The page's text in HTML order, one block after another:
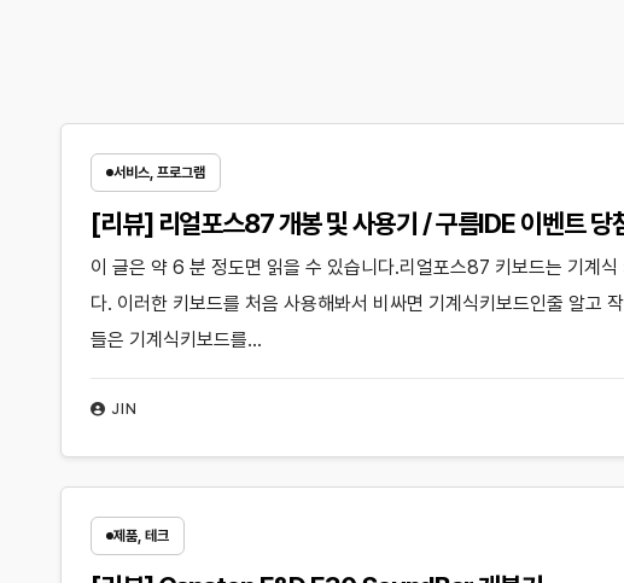
서비스, 프로그램
[리뷰] 리얼포스87 개봉 및 사용기 / 구름IDE 이벤트 당
JIN
이 글은 약 6 분 정도면 읽을 수 있습니다.리얼포스87 키보드는 기계
다. 이러한 키보드를 처음 사용해봐서 비싸면 기계식키보드인줄 알고
들은 기계식키보드를…
제품, 테크